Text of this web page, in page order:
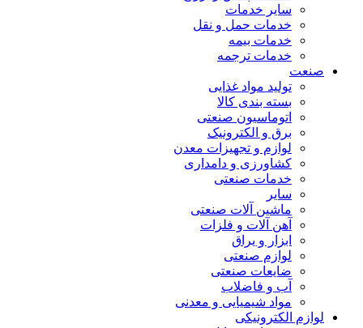
سایر خدمات
خدمات حمل و نقل
خدمات بیمه
خدمات ترجمه
صنعت
تولید مواد غذایی
بسته بندی کالا
اتوماسیون صنعتی
برق و الکترونیک
لوازم و تجهیزات معدن
کشاورزی و دامداری
خدمات صنعتی
سایر
ماشین آلات صنعتی
آهن آلات و فلزات
ابزار و یراق
لوازم صنعتی
ضایعات صنعتی
آب و فاضلاب
مواد شیمیایی و معدنی
لوازم الکترونیکی